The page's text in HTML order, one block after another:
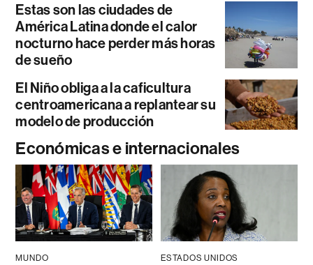
Estas son las ciudades de
América Latina donde el calor
nocturno hace perder más horas
de sueño
El Niño obliga a la caficultura
centroamericana a replantear su
modelo de producción
Económicas e internacionales
MUNDO ESTADOS UNIDOS